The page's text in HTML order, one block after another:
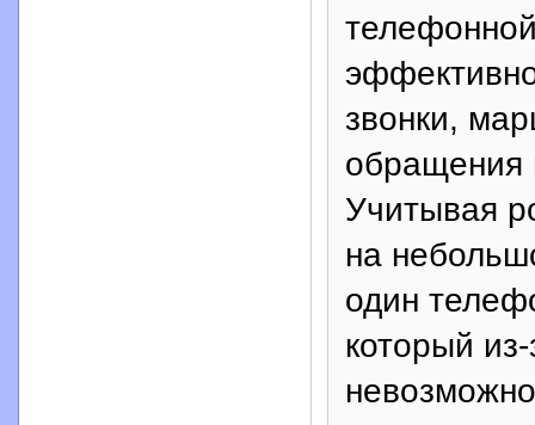
звонки,
обращения
Учитывая
на
один
который